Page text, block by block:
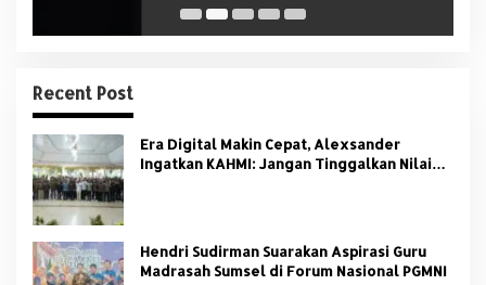
Recent Post
Era Digital Makin Cepat, Alexsander
Ingatkan KAHMI: Jangan Tinggalkan Nilai
Hendri Sudirman Suarakan Aspirasi Guru
Madrasah Sumsel di Forum Nasional PGMNI